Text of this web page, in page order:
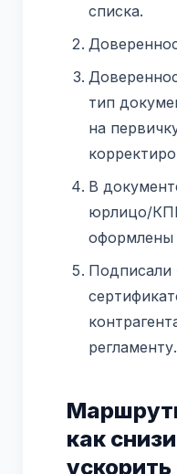
списка.
тип
на
В
юрлицо/
оформлены
регламенту.
как